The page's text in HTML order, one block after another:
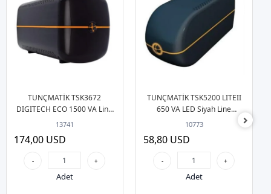
TUNÇMATİK TSK3672
DIGITECH ECO 1500 VA Line
Interactive UPS
13741
174,00 USD
- +
Adet
TUNÇMATİK TSK5200 LITEII
650 VA LED Siyah Line
Interactive (1x12v 7AH Akü )
10773
58,80 USD
- +
Adet